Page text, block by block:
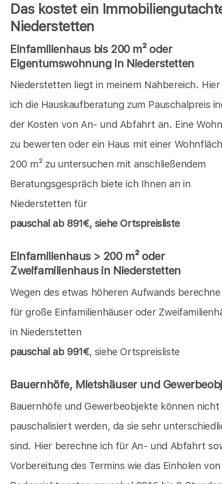
Das kostet ein
Niederstetten
Einfamilienhaus bis 200 m² oder
Eigentumswohnung in Niederstetten
Niederstetten liegt in meinem Nahbereich.
ich die Hauskaufberatung zum Pauschalpreis
der Kosten von An- und Abfahrt an. Eine
zu bewerten oder ein Haus mit einer
200 m² zu untersuchen mit anschließendem
Beratungsgespräch biete ich Ihnen an in
Niederstetten für
pauschal ab 891€, siehe Ortspreisliste
Einfamilienhaus > 200 m² oder
Zweifamilienhaus in Niederstetten
Wegen des etwas höheren Aufwands
für große Einfamilienhäuser oder
in Niederstetten
pauschal ab 991€, siehe Ortspreisliste
Bauernhöfe, Mietshäuser und
Bauernhöfe und Gewerbeobjekte können nicht
pauschalisiert werden, da sie sehr
sind. Hier berechne ich für An- und Abfahrt
Vorbereitung des Termins wie das Einholen von